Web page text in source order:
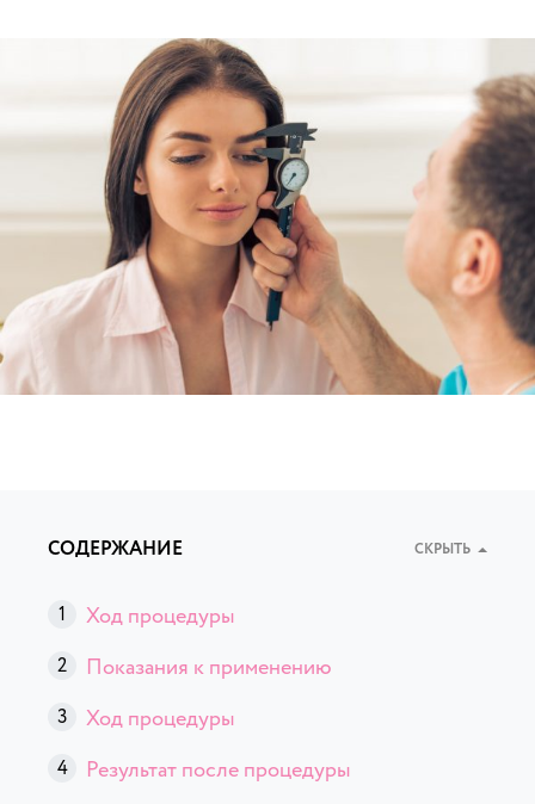
СОДЕРЖАНИЕ СКРЫТЬ
Ход процедуры
Показания к применению
Ход процедуры
Результат после процедуры